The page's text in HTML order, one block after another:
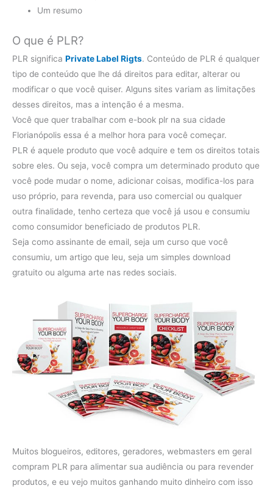
Um resumo
O que é PLR?
PLR significa Private Label Rigts. Conteúdo de PLR ​​é qualquer
tipo de conteúdo que lhe dá direitos para editar, alterar ou
modificar o que você quiser. Alguns sites variam as limitações
desses direitos, mas a intenção é a mesma.
Você que quer trabalhar com e-book plr na sua cidade
Florianópolis essa é a melhor hora para você começar.
PLR é aquele produto que você adquire e tem os direitos totais
sobre eles. Ou seja, você compra um determinado produto que
você pode mudar o nome, adicionar coisas, modifica-los para
uso próprio, para revenda, para uso comercial ou qualquer
outra finalidade, tenho certeza que você já usou e consumiu
como consumidor beneficiado de produtos PLR.
Seja como assinante de email, seja um curso que você
consumiu, um artigo que leu, seja um simples download
gratuito ou alguma arte nas redes sociais.
Muitos blogueiros, editores, geradores, webmasters em geral
compram PLR para alimentar sua audiência ou para revender
produtos, e eu vejo muitos ganhando muito dinheiro com isso